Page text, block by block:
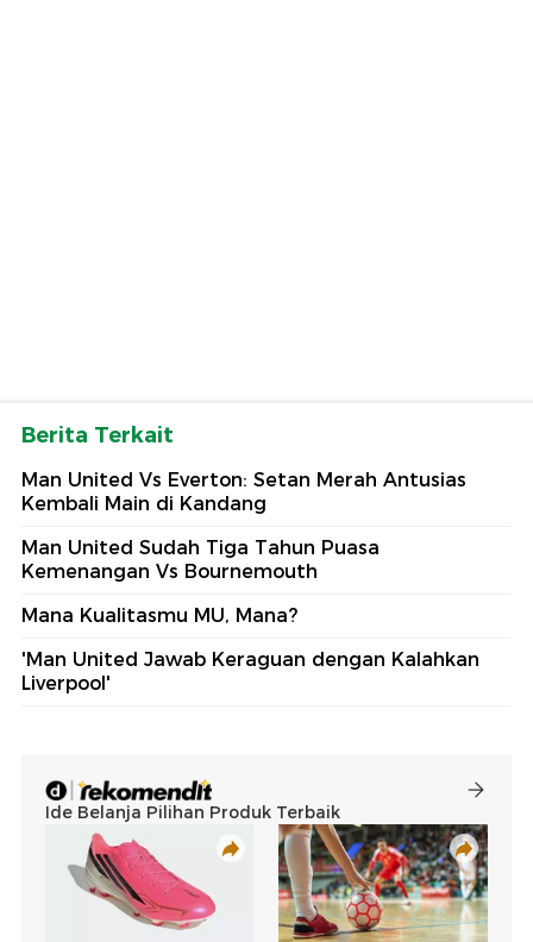
Berita Terkait
Man United Vs Everton: Setan Merah Antusias
Kembali Main di Kandang
Man United Sudah Tiga Tahun Puasa
Kemenangan Vs Bournemouth
Mana Kualitasmu MU, Mana?
'Man United Jawab Keraguan dengan Kalahkan
Liverpool'